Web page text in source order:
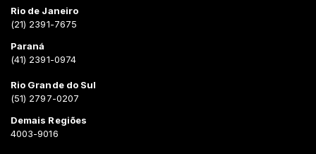
Rio de Janeiro
(21) 2391-7675
Paraná
(41) 2391-0974
Rio Grande do Sul
(51) 2797-0207
Demais Regiões
4003-9016